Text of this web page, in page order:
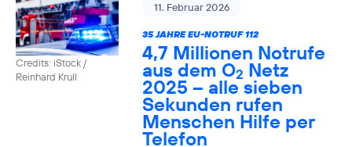
Credits: iStock /
Reinhard Krull
11. Februar 2026
35 JAHRE EU-NOTRUF 112
4,7 Millionen Notrufe
aus dem O2 Netz
2025 – alle sieben
Sekunden rufen
Menschen Hilfe per
Telefon